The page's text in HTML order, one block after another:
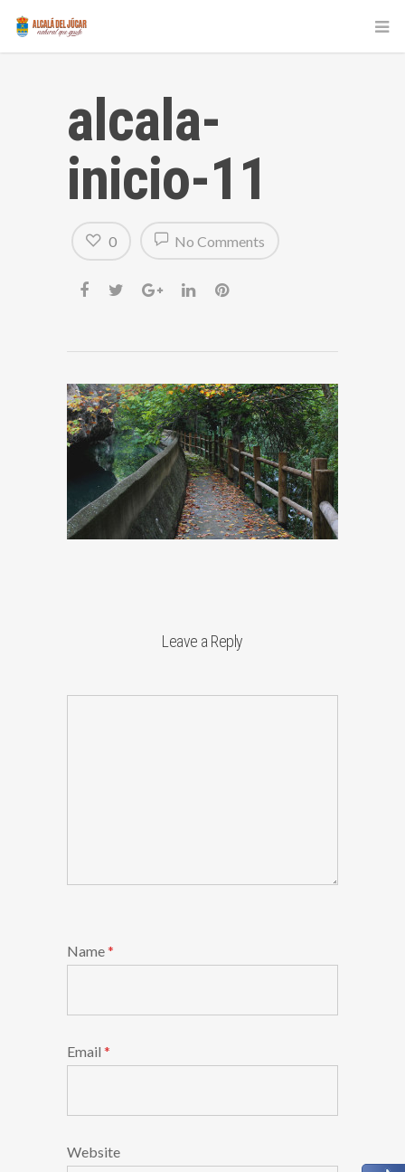
alcala-
inicio-11
No Comments
0
Leave a Reply
Name*
Email *
Website